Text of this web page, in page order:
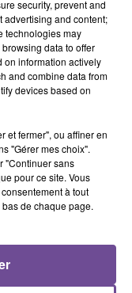
2026
security, prevent and
advertising and content;
technologies may
data to offer
on information actively
and combine data from
devices based on
et fermer", ou affiner en
"Gérer mes choix".
"Continuer sans
pour ce site. Vous
à tout
de chaque page.